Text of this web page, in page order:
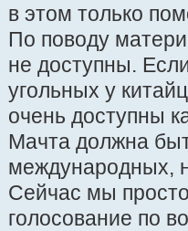
в этом только
По поводу
не доступны.
угольных у
очень доступны
Мачта должна
международных,
Сейчас мы
голосование по